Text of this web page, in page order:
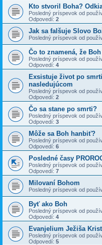
Kto stvoril Boha?
Posledný príspevok od
Odpovedí: 2
Jak sa falšuje Slovo
Posledný príspevok od
Čo to znamená, že
Posledný príspevok od
Odpovedí: 4
Exsistuje život po
nasledujúcom
Posledný príspevok od
Odpovedí: 2
Čo sa stane po smrti?
Posledný príspevok od
Odpovedí: 3
Môže sa Boh hanbiť?
Posledný príspevok od
Odpovedí: 6
Posledné časy
Posledný príspevok od
Odpovedí: 7
Milovaní Bohom
Posledný príspevok od
Byť ako Boh
Posledný príspevok od
Odpovedí: 4
Evanjelium Ježiša
Posledný príspevok od
Odpovedí: 5